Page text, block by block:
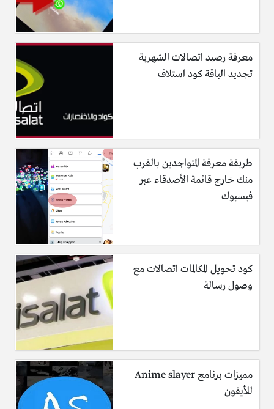
معرفة رصيد اتصالات الشهرية
تجديد الباقة كود استلاف
طريقة معرفة المتواجدين بالقرب
منك خارج قائمة الأصدقاء عبر
فيسبوك
كود تحويل المكالمات اتصالات مع
وصول رسالة
مميزات برنامج Anime slayer
للأيفون